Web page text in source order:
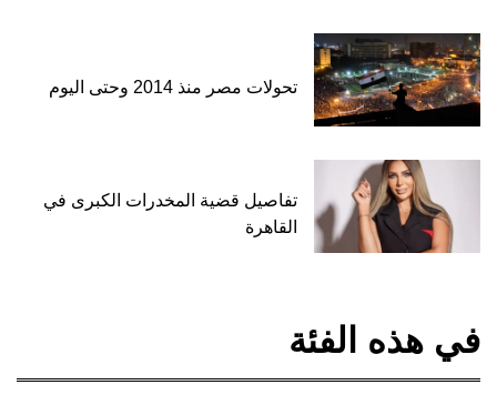
تحولات مصر منذ 2014 وحتى اليوم
تفاصيل قضية المخدرات الكبرى في
القاهرة
في هذه الفئة